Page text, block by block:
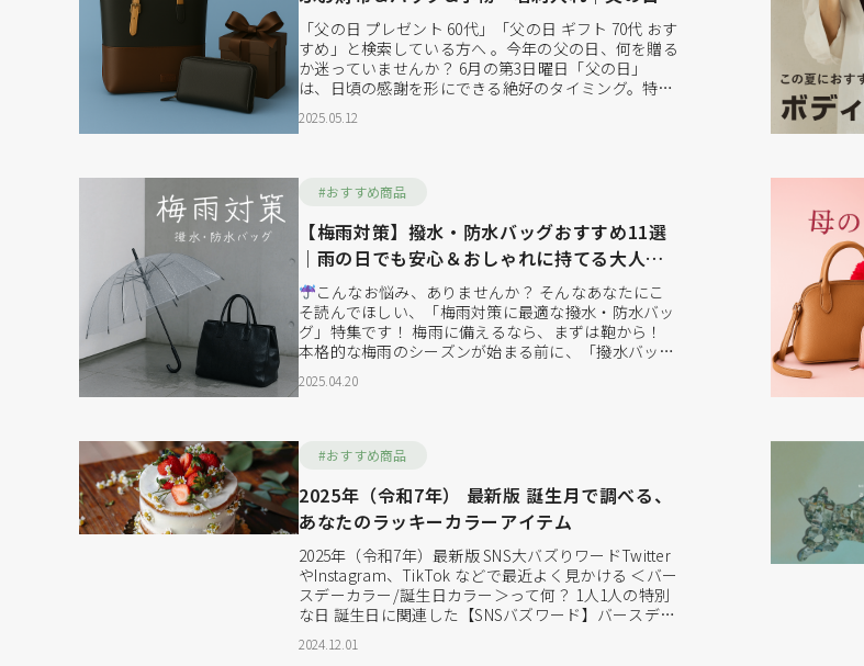
フトおすすめ
「父の日 プレゼント 60代」「父の日 ギフト 70代 おす
すめ」と検索している方へ 。今年の父の日、何を贈る
か迷っていませんか？ 6月の第3日曜日「父の日」
は、日頃の感謝を形にできる絶好のタイミング。特に
60代・70代のお父さんは、健康にも気を遣いながら、
まだまだアクティブに人生を楽しんでいる方も多い世
2025.05.12
#おすすめ商品
【梅雨対策】撥水・防水バッグおすすめ11選
｜雨の日でも安心＆おしゃれに持てる大人バ
ッグこんなお悩み、ありませんか？ そんなあなたにこ
そ読んでほしい、「梅雨対策に最適な撥水・防水バッ
グ」特集です！ 梅雨に備えるなら、まずは鞄から！
本格的な梅雨のシーズンが始まる前に、「撥水バッ
グ」や「防水バッグ」をしっかり準備することが大
切。傘だけでは守りきれない大切なバッグ。雨の日で
ど...
2025.04.20
#おすすめ商品
2025年（令和7年） 最新版 誕生月で調べる、
あなたのラッキーカラーアイテム
2025年（令和7年）最新版 SNS大バズりワードTwitter
やInstagram、TikTok などで最近よく見かける ＜バー
スデーカラー/誕生日カラー＞って何？ 1人1人の特別
な日 誕生日に関連した【SNSバズワード】バースデー
カラーについて、調べてみました。 同じ月に生まれた
人は似たところがあるようです。 今回は月ごとに特集
2024.12.01